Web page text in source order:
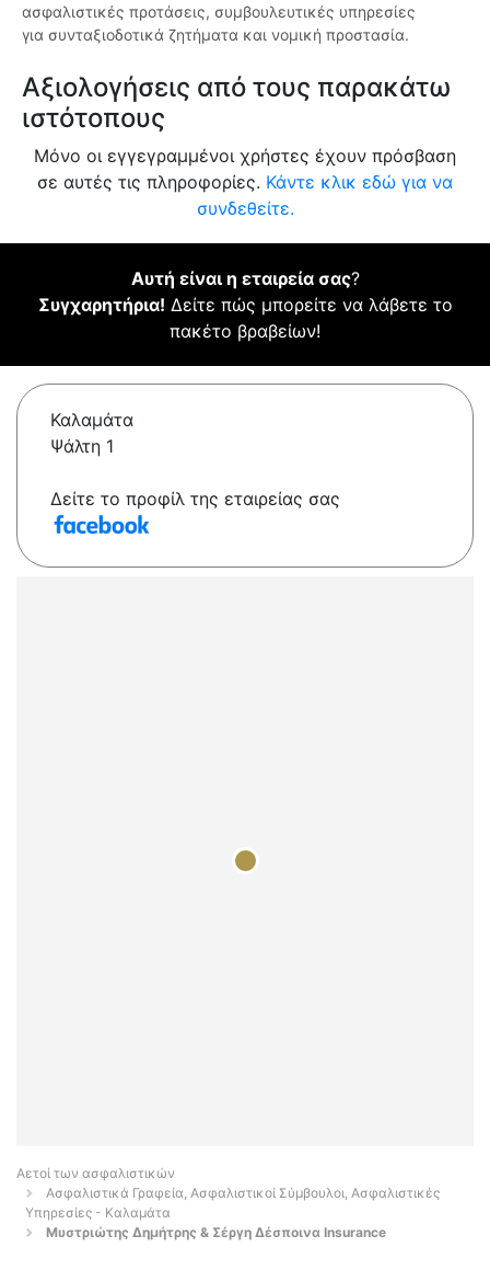
ασφαλιστικές προτάσεις, συμβουλευτικές υπηρεσίες
για συνταξιοδοτικά ζητήματα και νομική προστασία.
Αξιολογήσεις από τους παρακάτω
ιστότοπους
Μόνο οι εγγεγραμμένοι χρήστες έχουν πρόσβαση
σε αυτές τις πληροφορίες. Κάντε κλικ εδώ για να
συνδεθείτε.
Αυτή είναι η εταιρεία σας?
Συγχαρητήρια! Δείτε πώς μπορείτε να λάβετε το
πακέτο βραβείων!
Καλαμάτα
Ψάλτη 1
Δείτε το προφίλ της εταιρείας σας
Αετοί των ασφαλιστικών
Ασφαλιστικά Γραφεία, Ασφαλιστικοί Σύμβουλοι, Ασφαλιστικές
Υπηρεσίες - Καλαμάτα
Μυστριώτης Δημήτρης & Σέργη Δέσποινα Insurance